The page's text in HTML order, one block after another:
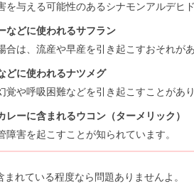
を与える可能性のあるシナモンアルデヒ
などに使われるサフラン
合は、流産や早産を引き起こすおそれが
どに使われるナツメグ
覚や呼吸困難などを引き起こすことがあり
レーに含まれるウコン（ターメリック）
障害を起こすことが知られています。
れている程度なら問題ありませんよ。